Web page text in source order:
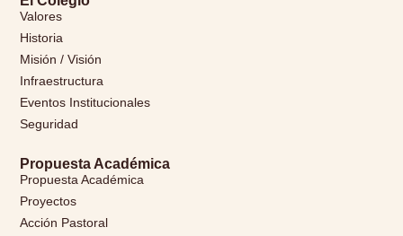
Valores
Historia
Misión / Visión
Infraestructura
Eventos Institucionales
Seguridad
Propuesta Académica
Propuesta Académica
Proyectos
Acción Pastoral